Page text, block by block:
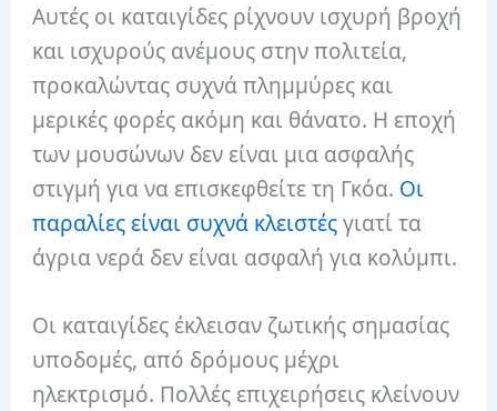
Αυτές οι καταιγίδες ρίχνουν ισχυρή βροχή
και ισχυρούς ανέμους στην πολιτεία,
προκαλώντας συχνά πλημμύρες και
μερικές φορές ακόμη και θάνατο. Η εποχή
των μουσώνων δεν είναι μια ασφαλής
στιγμή για να επισκεφθείτε τη Γκόα. Οι
παραλίες είναι συχνά κλειστέςγιατί τα
άγρια ​​νερά δεν είναι ασφαλή για κολύμπι.
Οι καταιγίδες έκλεισαν ζωτικής σημασίας
υποδομές, από δρόμους μέχρι
ηλεκτρισμό. Πολλές επιχειρήσεις κλείνουν